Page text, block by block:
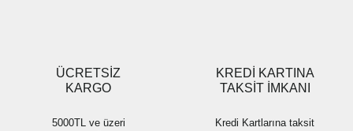
ÜCRETSİZ
KARGO
5000TL ve üzeri
KREDİ KARTINA
TAKSİT İMKANI
Kredi Kartlarına taksit